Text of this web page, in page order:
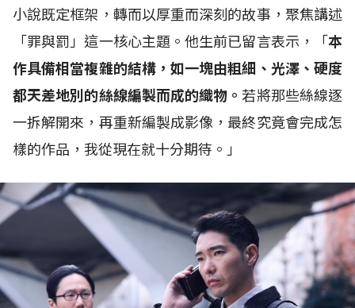
小說既定框架，轉而以厚重而深刻的故事，聚焦講述
「罪與罰」這一核心主題。他生前已留言表示，「本
作具備相當複雜的結構，如一塊由粗細、光澤、硬度
都天差地別的絲線編製而成的織物。 若將那些絲線逐
一拆解開來，再重新編製成影像，最終究竟會完成怎
樣的作品，我從現在就十分期待。」